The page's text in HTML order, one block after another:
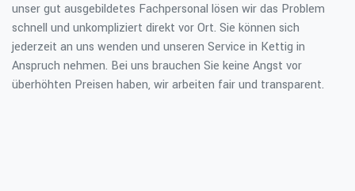
unser gut ausgebildetes Fachpersonal lösen wir das Problem
schnell und unkompliziert direkt vor Ort. Sie können sich
jederzeit an uns wenden und unseren Service in Kettig in
Anspruch nehmen. Bei uns brauchen Sie keine Angst vor
überhöhten Preisen haben, wir arbeiten fair und transparent.